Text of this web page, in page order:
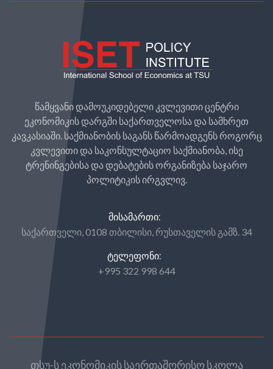
წამყვანი დამოუკიდებელი კვლევითი ცენტრი
ეკონომიკის დარგში საქართველოსა და სამხრეთ
კავკასიაში. საქმიანობის საგანს წარმოადგენს როგორც
კვლევითი და საკონსულტაციო საქმიანობა, ისე
ტრენინგებისა და დებატების ორგანიზება საჯარო
პოლიტიკის ირგვლივ.
ᲛᲘᲡᲐᲛᲐᲠᲗᲘ:
საქართველი, 0108 თბილისი, რუსთაველის გამზ. 34
ᲢᲔᲚᲔᲤᲝᲜᲘ:
+995 322 998 644
თსუ-ს ეკონომიკის საერთაშორისო სკოლა